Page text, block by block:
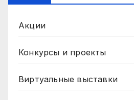
Акции
Конкурсы и проекты
Виртуальные выставки